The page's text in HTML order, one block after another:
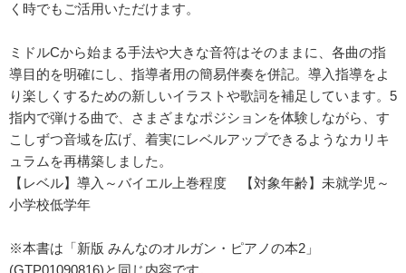
く時でもご活用いただけます。
ミドルCから始まる手法や大きな音符はそのままに、各曲の指
導目的を明確にし、指導者用の簡易伴奏を併記。導入指導をよ
り楽しくするための新しいイラストや歌詞を補足しています。5
指内で弾ける曲で、さまざまなポジションを体験しながら、す
こしずつ音域を広げ、着実にレベルアップできるようなカリキ
ュラムを再構築しました。
【レベル】導入～バイエル上巻程度 【対象年齢】未就学児～
小学校低学年
※本書は「新版 みんなのオルガン・ピアノの本2」
(GTP01090816)と同じ内容です。